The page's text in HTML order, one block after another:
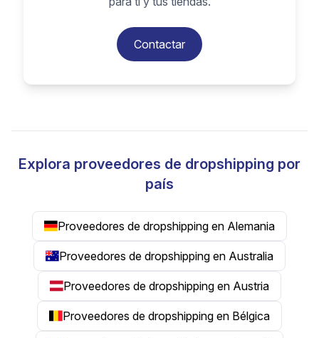
Contactar
Explora proveedores de dropshipping por
país
Proveedores de dropshipping en Alemania
Proveedores de dropshipping en Australia
Proveedores de dropshipping en Austria
Proveedores de dropshipping en Bélgica